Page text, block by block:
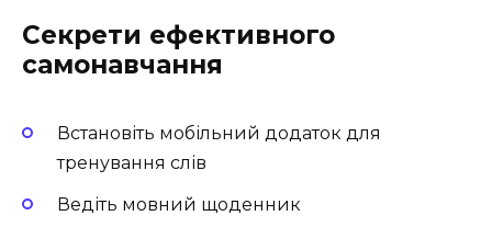
Секрети ефективного
самонавчання
Встановіть мобільний додаток для
тренування слів
Ведіть мовний щоденник